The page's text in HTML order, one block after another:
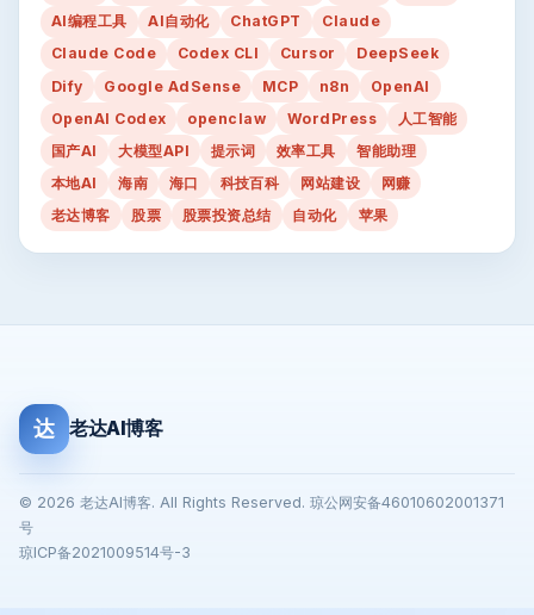
AI编程工具
AI自动化 ChatGPT
Claude
Claude Code
Codex CLI Cursor
DeepSeek
Dify
Google AdSense MCP n8n
OpenAI
OpenAI Codex
openclaw WordPress
人工智能
国产AI
大模型API 提示词 效率工具
智能助理
本地AI
海南 海口 科技百科 网站建设
网赚
老达博客
股票 股票投资总结 自动化 苹果
达 老达AI博客
© 2026 老达AI博客. All Rights Reserved. 琼公网安备46010602001371
号
琼ICP备2021009514号-3